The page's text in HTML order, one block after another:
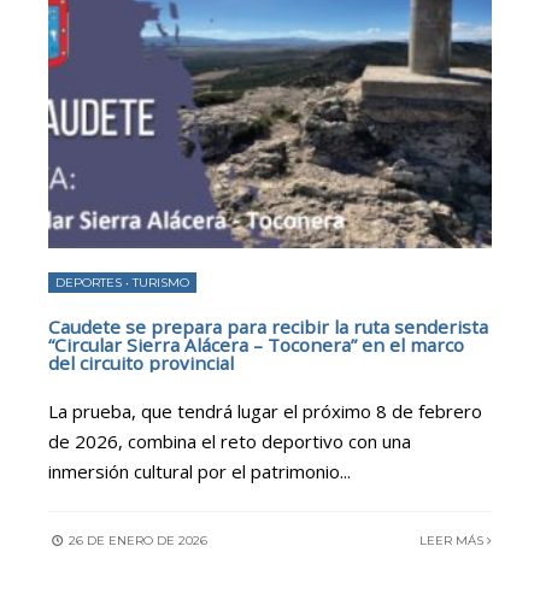
DEPORTES •TURISMO
Caudete se prepara para recibir la ruta senderista
“Circular Sierra Alácera – Toconera” en el marco
del circuito provincial
La prueba, que tendrá lugar el próximo 8 de febrero
de 2026, combina el reto deportivo con una
inmersión cultural por el patrimonio...
26 DE ENERO DE 2026 LEER MÁS